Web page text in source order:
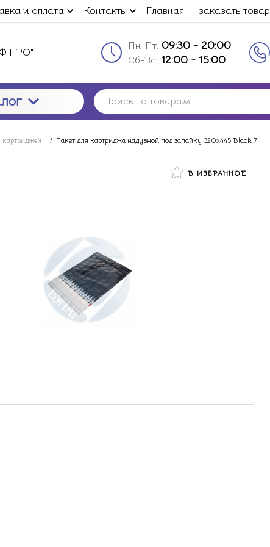
и оплата Контакты Главная заказать товар
Пн-Пт: 09:30 - 20:00
Сб-Вс: 12:00 - 15:00
картриджей / Пакет для картриджа надувной под запайку 320х445 Black 7
В ИЗБРАННОЕ